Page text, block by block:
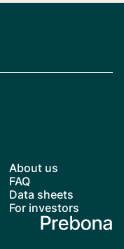
About us
FAQ
Data sheets
For investors